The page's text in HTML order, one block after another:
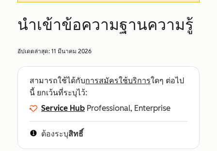
นำเข้าข้อความฐานความรู้
อัปเดตล่าสุด: 11 มีนาคม 2026
สามารถใช้ได้กับการสมัครใช้บริการใดๆ ต่อไป
นี้ ยกเว้นที่ระบุไว้:
Service Hub Professional, Enterprise
ต้องระบุสิทธิ์